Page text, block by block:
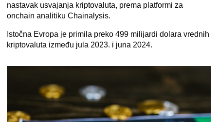
nastavak usvajanja kriptovaluta, prema platformi za
onchain analitiku Chainalysis.
Istočna Evropa je primila preko 499 milijardi dolara vrednih
kriptovaluta između jula 2023. i juna 2024.